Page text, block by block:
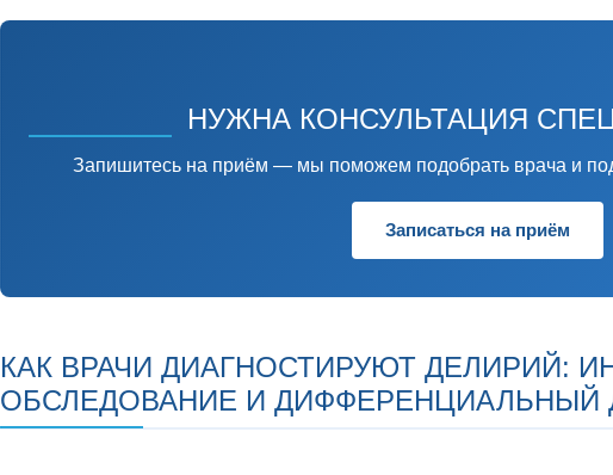
НУЖНА КОНСУЛЬТАЦИЯ
Запишитесь на приём — мы поможем подобрать врача и
Записаться на приём
КАК ВРАЧИ ДИАГНОСТИРУЮТ ДЕЛИРИЙ:
ОБСЛЕДОВАНИЕ И ДИФФЕРЕНЦИАЛЬНЫЙ